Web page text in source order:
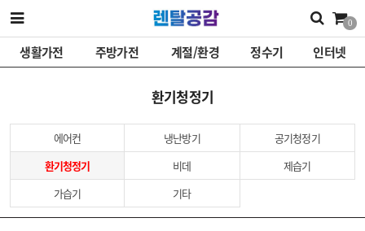
0
생활가전 주방가전 계절/환경 정수기 인터넷
환기청정기
에어컨 냉난방기
공기청정기
환기청정기
비데
제습기
가습기
기타